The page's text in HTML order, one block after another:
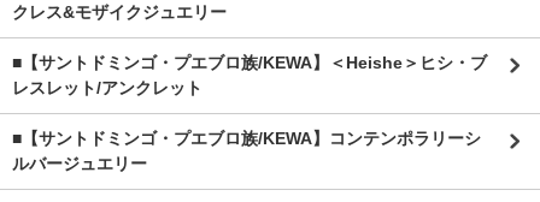
クレス&モザイクジュエリー
■【サントドミンゴ・プエブロ族/KEWA】＜Heishe＞ヒシ・ブ
レスレット/アンクレット
■【サントドミンゴ・プエブロ族/KEWA】コンテンポラリーシ
ルバージュエリー